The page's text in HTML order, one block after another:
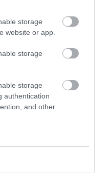
storage
website or app.
storage
storage
authentication
and other
amíg még egy
amíg valami
még a
leszakadóban
a nyomda, a
azt látja, hogy jó.
mint a